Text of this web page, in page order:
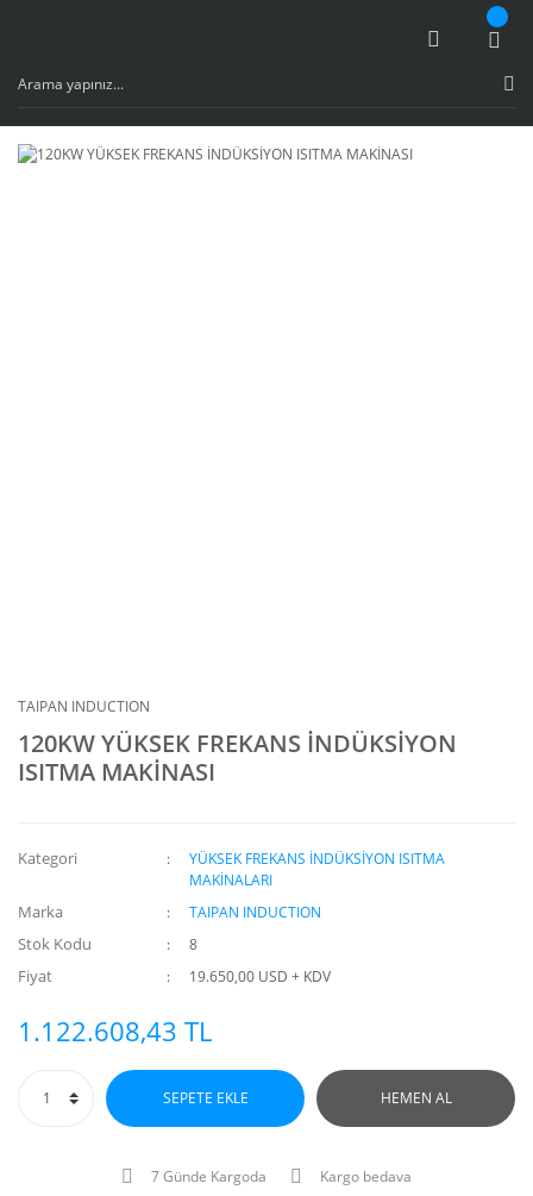
TAIPAN INDUCTION
120KW YÜKSEK FREKANS İNDÜKSİYON
ISITMA MAKİNASI
Kategori
YÜKSEK FREKANS İNDÜKSİYON ISITMA
MAKİNALARI
Marka TAIPAN INDUCTION
Stok Kodu 8
Fiyat 19.650,00 USD + KDV
1.122.608,43 TL
SEPETE EKLE HEMEN AL
7 Günde Kargoda Kargo bedava